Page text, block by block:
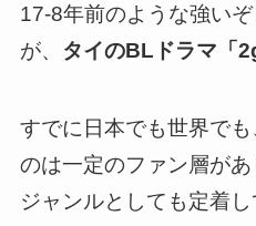
17-8年前のような強い
が、 タイのBLドラマ「
すでに日本でも世界で
のは一定のファン層が
ジャンルとしても定着し